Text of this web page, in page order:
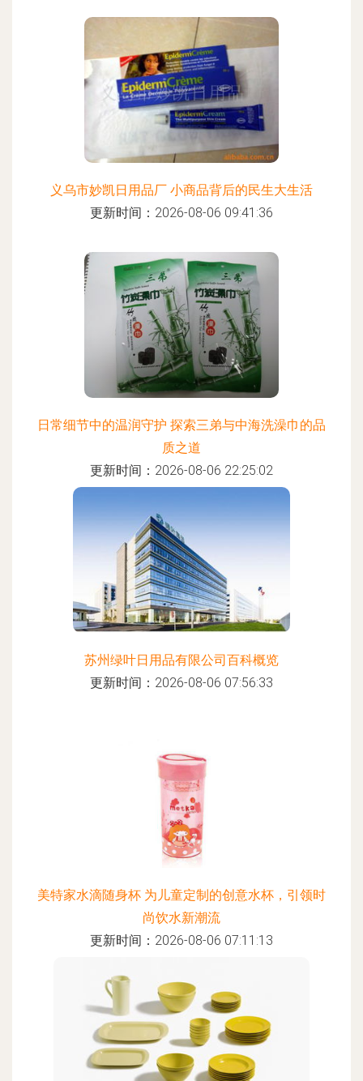
义乌市妙凯日用品厂 小商品背后的民生大生活
更新时间：2026-08-06 09:41:36
日常细节中的温润守护 探索三弟与中海洗澡巾的品
质之道
更新时间：2026-08-06 22:25:02
苏州绿叶日用品有限公司百科概览
更新时间：2026-08-06 07:56:33
美特家水滴随身杯 为儿童定制的创意水杯，引领时
尚饮水新潮流
更新时间：2026-08-06 07:11:13